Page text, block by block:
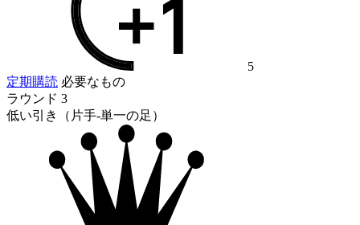
5
定期購読 必要なもの
ラウンド 3
低い引き（片手-単一の足）